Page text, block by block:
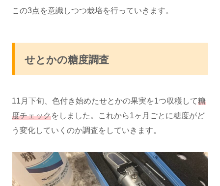
この3点を意識しつつ栽培を行っていきます。
せとかの糖度調査
11月下旬、色付き始めたせとかの果実を1つ収穫して糖
度チェックをしました。これから1ヶ月ごとに糖度がど
う変化していくのか調査をしていきます。